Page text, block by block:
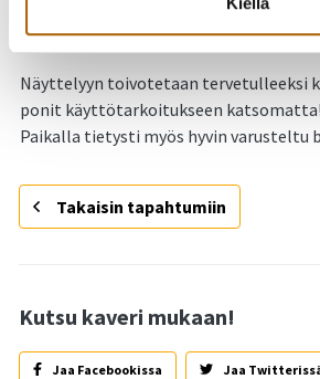
11. Järjestäjä pidättää itsellään
Näyttelyyn toivotetaan tervetulleeksi
ponit käyttötarkoitukseen katsomatta!
Paikalla tietysti myös hyvin varusteltu
Takaisin tapahtumiin
Kutsu kaveri mukaan!
Jaa Facebookissa Jaa